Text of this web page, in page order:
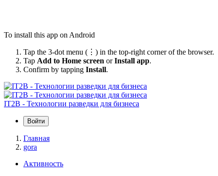
To install this app on Android
Tap the 3-dot menu (⋮) in the top-right corner of the browser.
Tap Add to Home screen orInstall app.
Confirm by tapping Install.
IT2B - Технологии разведки для бизнеса
Войти
Главная
gora
Активность